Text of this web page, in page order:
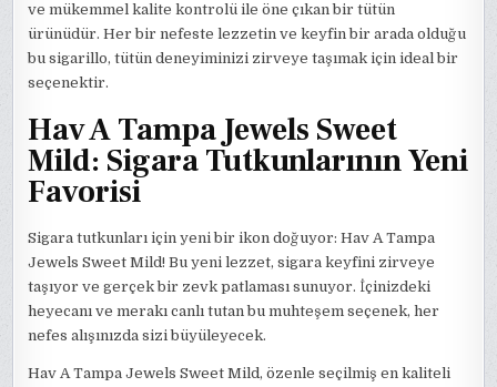
ve mükemmel kalite kontrolü ile öne çıkan bir tütün
ürünüdür. Her bir nefeste lezzetin ve keyfin bir arada olduğu
bu sigarillo, tütün deneyiminizi zirveye taşımak için ideal bir
seçenektir.
Hav A Tampa Jewels Sweet
Mild: Sigara Tutkunlarının Yeni
Favorisi
Sigara tutkunları için yeni bir ikon doğuyor: Hav A Tampa
Jewels Sweet Mild! Bu yeni lezzet, sigara keyfini zirveye
taşıyor ve gerçek bir zevk patlaması sunuyor. İçinizdeki
heyecanı ve merakı canlı tutan bu muhteşem seçenek, her
nefes alışınızda sizi büyüleyecek.
Hav A Tampa Jewels Sweet Mild, özenle seçilmiş en kaliteli